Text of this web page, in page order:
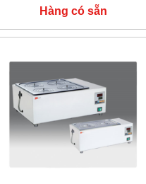
Hàng có sẵn